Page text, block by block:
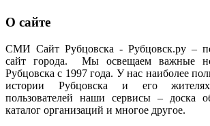
О сайте
СМИ Сайт Рубцовска - Рубцовск.ру –
сайт города. Мы освещаем важные
Рубцовска с 1997 года. У нас наиболее
истории Рубцовска и его
пользователей наши сервисы – доска
каталог организаций и многое другое.